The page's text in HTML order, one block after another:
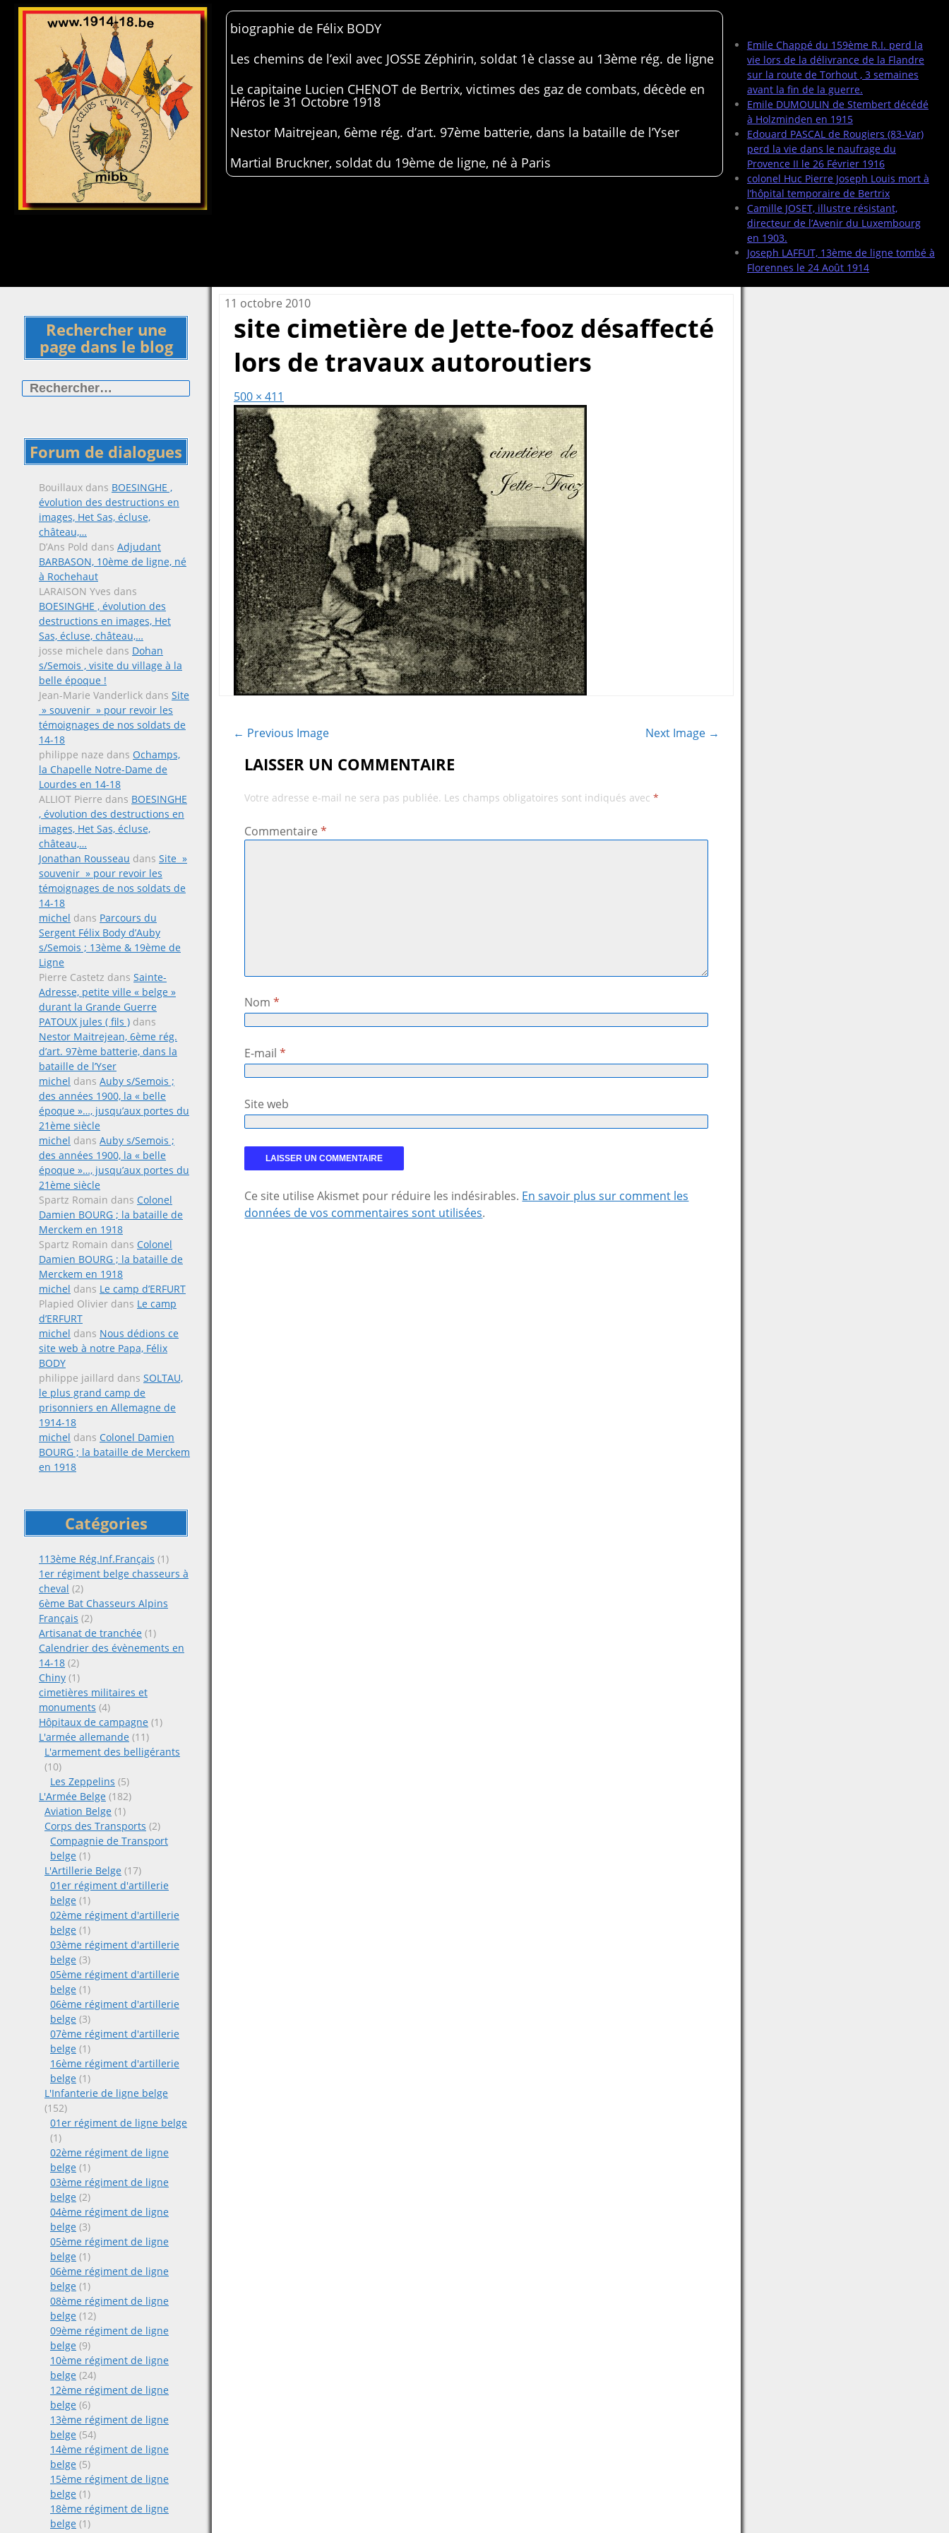
Emile Chappé du 159ème R.I. perd la
vie lors de la délivrance de la Flandre
sur la route de Torhout , 3 semaines
avant la fin de la guerre.
Emile DUMOULIN de Stembert décédé
à Holzminden en 1915
Edouard PASCAL de Rougiers (83-Var)
perd la vie dans le naufrage du
Provence II le 26 Février 1916
colonel Huc Pierre Joseph Louis mort à
l’hôpital temporaire de Bertrix
Camille JOSET, illustre résistant,
directeur de l’Avenir du Luxembourg
en 1903.
Joseph LAFFUT, 13ème de ligne tombé à
Florennes le 24 Août 1914
biographie de Félix BODY
Les chemins de l’exil avec JOSSE Zéphirin, soldat 1è classe au 13ème rég. de ligne
Le capitaine Lucien CHENOT de Bertrix, victimes des gaz de combats, décède en
Héros le 31 Octobre 1918
Nestor Maitrejean, 6ème rég. d’art. 97ème batterie, dans la bataille de l’Yser
Martial Bruckner, soldat du 19ème de ligne, né à Paris
Rechercher une
page dans le blog
Forum de dialogues
Bouillaux dans BOESINGHE ,
évolution des destructions en
images, Het Sas, écluse,
château,…
D’Ans Pold dans Adjudant
BARBASON, 10ème de ligne, né
à Rochehaut
LARAISON Yves dans
BOESINGHE , évolution des
destructions en images, Het
Sas, écluse, château,…
josse michele dans Dohan
s/Semois , visite du village à la
belle époque !
Jean-Marie Vanderlick dans Site
» souvenir » pour revoir les
témoignages de nos soldats de
14-18
philippe naze dans Ochamps,
la Chapelle Notre-Dame de
Lourdes en 14-18
ALLIOT Pierre dans BOESINGHE
, évolution des destructions en
images, Het Sas, écluse,
château,…
Jonathan Rousseau dans Site »
souvenir » pour revoir les
témoignages de nos soldats de
14-18
michel dans Parcours du
Sergent Félix Body d’Auby
s/Semois ; 13ème & 19ème de
Ligne
Pierre Castetz dans Sainte-
Adresse, petite ville « belge »
durant la Grande Guerre
PATOUX jules ( fils ) dans
Nestor Maitrejean, 6ème rég.
d’art. 97ème batterie, dans la
bataille de l’Yser
michel dans Auby s/Semois ;
des années 1900, la « belle
époque »…, jusqu’aux portes du
21ème siècle
michel dans Auby s/Semois ;
des années 1900, la « belle
époque »…, jusqu’aux portes du
21ème siècle
Spartz Romain dans Colonel
Damien BOURG ; la bataille de
Merckem en 1918
Spartz Romain dans Colonel
Damien BOURG ; la bataille de
Merckem en 1918
michel dans Le camp d’ERFURT
Plapied Olivier dans Le camp
d’ERFURT
michel dans Nous dédions ce
site web à notre Papa, Félix
BODY
philippe jaillard dans SOLTAU,
le plus grand camp de
prisonniers en Allemagne de
1914-18
michel dans Colonel Damien
BOURG ; la bataille de Merckem
en 1918
Catégories
113ème Rég.Inf.Français (1)
1er régiment belge chasseurs à
cheval (2)
6ème Bat Chasseurs Alpins
Français (2)
Artisanat de tranchée (1)
Calendrier des évènements en
14-18 (2)
Chiny (1)
cimetières militaires et
monuments (4)
Hôpitaux de campagne (1)
L'armée allemande (11)
L'armement des belligérants
(10)
Les Zeppelins (5)
L'Armée Belge (182)
Aviation Belge (1)
Corps des Transports (2)
Compagnie de Transport
belge (1)
L'Artillerie Belge (17)
01er régiment d'artillerie
belge (1)
02ème régiment d'artillerie
belge (1)
03ème régiment d'artillerie
belge (3)
05ème régiment d'artillerie
belge (1)
06ème régiment d'artillerie
belge (3)
07ème régiment d'artillerie
belge (1)
16ème régiment d'artillerie
belge (1)
L'Infanterie de ligne belge
(152)
01er régiment de ligne belge
(1)
02ème régiment de ligne
belge (1)
03ème régiment de ligne
belge (2)
04ème régiment de ligne
belge (3)
05ème régiment de ligne
belge (1)
06ème régiment de ligne
belge (1)
08ème régiment de ligne
belge (12)
09ème régiment de ligne
belge (9)
10ème régiment de ligne
belge (24)
12ème régiment de ligne
belge (6)
13ème régiment de ligne
belge (54)
14ème régiment de ligne
belge (5)
15ème régiment de ligne
belge (1)
18ème régiment de ligne
belge (1)
11 octobre 2010
site cimetière de Jette-fooz désaffecté
lors de travaux autoroutiers
500 × 411
← Previous Image Next Image →
LAISSER UN COMMENTAIRE
Votre adresse e-mail ne sera pas publiée. Les champs obligatoires sont indiqués avec*
Commentaire*
Nom*
E-mail*
Site web
Ce site utilise Akismet pour réduire les indésirables. En savoir plus sur comment les
données de vos commentaires sont utilisées.